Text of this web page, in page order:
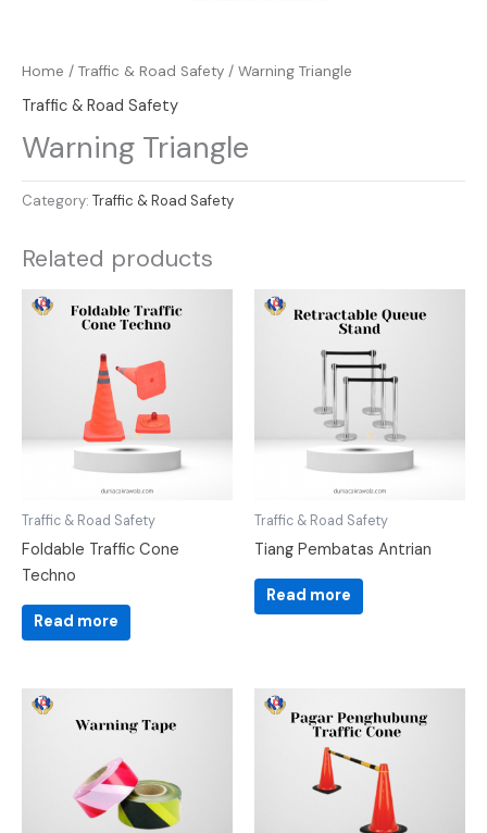
Home / Traffic & Road Safety / Warning Triangle
Traffic & Road Safety
Warning Triangle
Category: Traffic & Road Safety
Related products
Traffic & Road Safety
Foldable Traffic Cone
Techno
Read more
Traffic & Road Safety
Tiang Pembatas Antrian
Read more